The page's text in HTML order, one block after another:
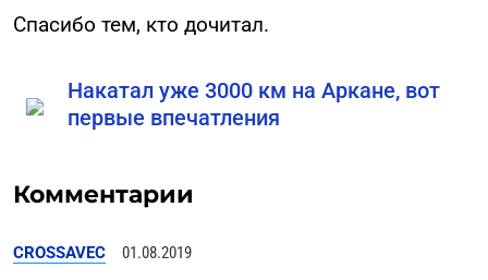
Спасибо тем, кто дочитал.
Накатал уже 3000 км на Аркане, вот
первые впечатления
Комментарии
CROSSAVEC
01.08.2019